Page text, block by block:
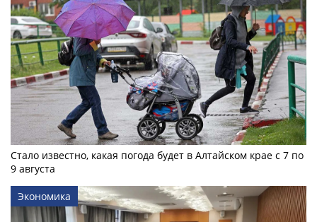
Стало известно, какая погода будет в Алтайском крае с 7 по
9 августа
Экономика